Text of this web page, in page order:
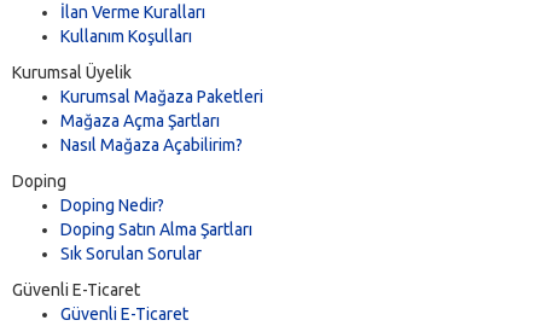
Gigabyte (0)
GoldMaster
Google (0)
Grundig (0)
Hi-Level (0)
Hometech (0)
HP (0)
HTC (0)
Huawei (0)
Inca (0)
İlan Verme Kuralları
Kullanım Koşulları
Kurumsal Üyelik
Kurumsal Mağaza Paketleri
Mağaza Açma Şartları
Nasıl Mağaza Açabilirim?
Doping
Doping Nedir?
Doping Satın Alma Şartları
Sık Sorulan Sorular
Güvenli E-Ticaret
Güvenli E-Ticaret